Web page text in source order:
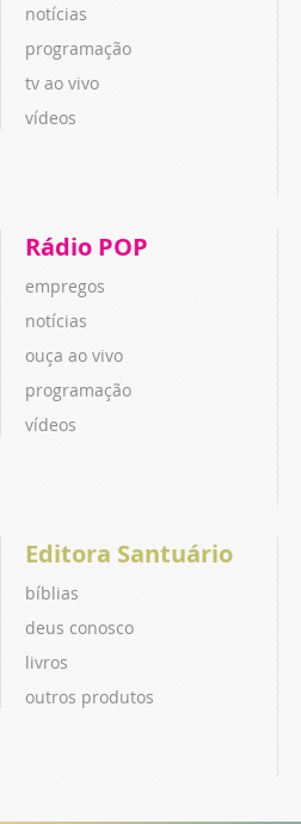
notícias
programação
tv ao vivo
vídeos
Rádio POP
empregos
notícias
ouça ao vivo
programação
vídeos
Editora Santuário
bíblias
deus conosco
livros
outros produtos